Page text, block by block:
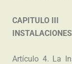
CAPITULO III
INSTALACIONES
Artículo 4. La